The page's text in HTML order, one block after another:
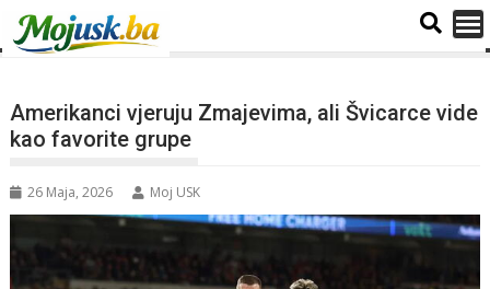
Amerikanci vjeruju Zmajevima, ali Švicarce vide
kao favorite grupe
26 Maja, 2026 Moj USK